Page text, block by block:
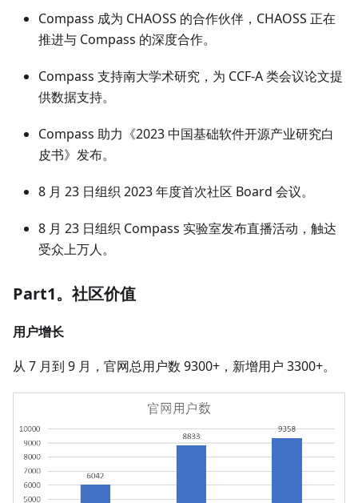
Compass 成为 CHAOSS 的合作伙伴，CHAOSS 正在
推进与 Compass 的深度合作。
Compass 支持南大学术研究，为 CCF-A 类会议论文提
供数据支持。
Compass 助力《2023 中国基础软件开源产业研究白
皮书》发布。
8 月 23 日组织 2023 年度首次社区 Board 会议。
8 月 23 日组织 Compass 实验室发布直播活动，触达
受众上万人。
Part1。社区价值
用户增长
从 7 月到 9 月，官网总用户数 9300+，新增用户 3300+。